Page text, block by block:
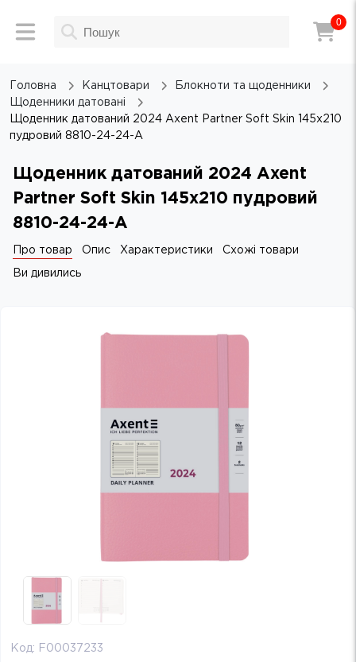
0
Головна Канцтовари
Блокноти та щоденники
Щоденники датовані
Щоденник датований 2024 Axent Partner Soft Skin 145х210
пудровий 8810-24-24-A
Щоденник датований 2024 Axent
Partner Soft Skin 145х210 пудровий
8810-24-24-A
Про товар Опис Характеристики Схожі товари
Ви дивились
Код: F00037233